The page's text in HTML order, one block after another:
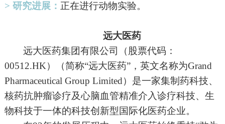
> 研究进展： 正在进行动物实验。
远大医药
远大医药集团有限公司（股票代码：
00512.HK）（简称“远大医药”，英文名称为Grand
Pharmaceutical Group Limited）是一家集制药科技、
核药抗肿瘤诊疗及心脑血管精准介入诊疗科技、生
物科技于一体的科技创新型国际化医药企业。